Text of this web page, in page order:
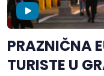
PRAZNIČNA
TURISTE U